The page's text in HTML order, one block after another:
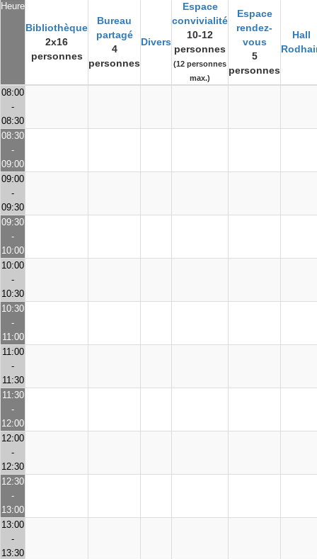
Heure
Bibliothèque
2x16
personnes
Bureau
partagé
4
personnes
Divers
Espace
convivialité
10-12
personnes
(12 personnes
max.)
Espace
rendez-
vous
5
personnes
Hall
08:00
-
08:30
08:30
-
09:00
09:00
-
09:30
09:30
-
10:00
10:00
-
10:30
10:30
-
11:00
11:00
-
11:30
11:30
-
12:00
12:00
-
12:30
12:30
-
13:00
13:00
-
13:30